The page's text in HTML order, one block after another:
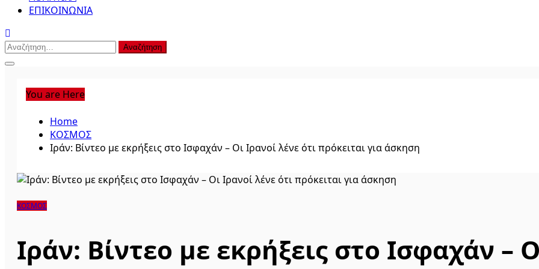
ΕΠΙΚΟΙΝΩΝΙΑ
Αναζήτηση
για:
You are Here
Home
ΚΟΣΜΟΣ
Ιράν: Βίντεο με εκρήξεις στο Ισφαχάν – Οι Ιρανοί λένε ότι πρόκειται για άσκηση
ΚΟΣΜΟΣ
Ιράν: Βίντεο με εκρήξεις στο Ισφαχάν –